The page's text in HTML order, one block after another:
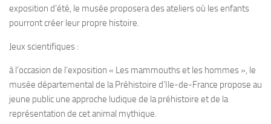
exposition d’été, le musée proposera des ateliers où les enfants
pourront créer leur propre histoire.
Jeux scientifiques :
à l’occasion de l’exposition « Les mammouths et les hommes », le
musée départemental de la Préhistoire d’Ile-de-France propose au
jeune public une approche ludique de la préhistoire et de la
représentation de cet animal mythique.